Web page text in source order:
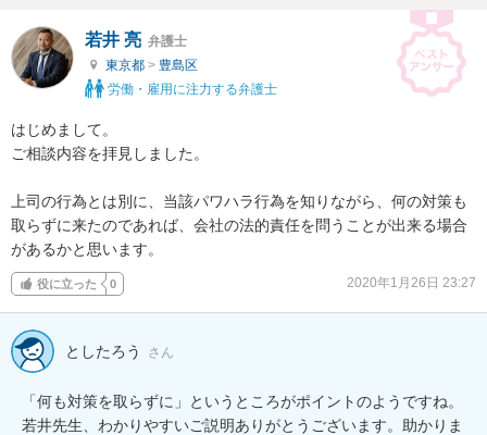
若井 亮 弁護士
東京都 > 豊島区
労働・雇用に注力する弁護士
はじめまして。
ご相談内容を拝見しました。
上司の行為とは別に、当該パワハラ行為を知りながら、何の対策も
取らずに来たのであれば、会社の法的責任を問うことが出来る場合
があるかと思います。
役に立った 0 2020年1月26日 23:27
としたろう さん
「何も対策を取らずに」というところがポイントのようですね。
若井先生、わかりやすいご説明ありがとうございます。助かりま